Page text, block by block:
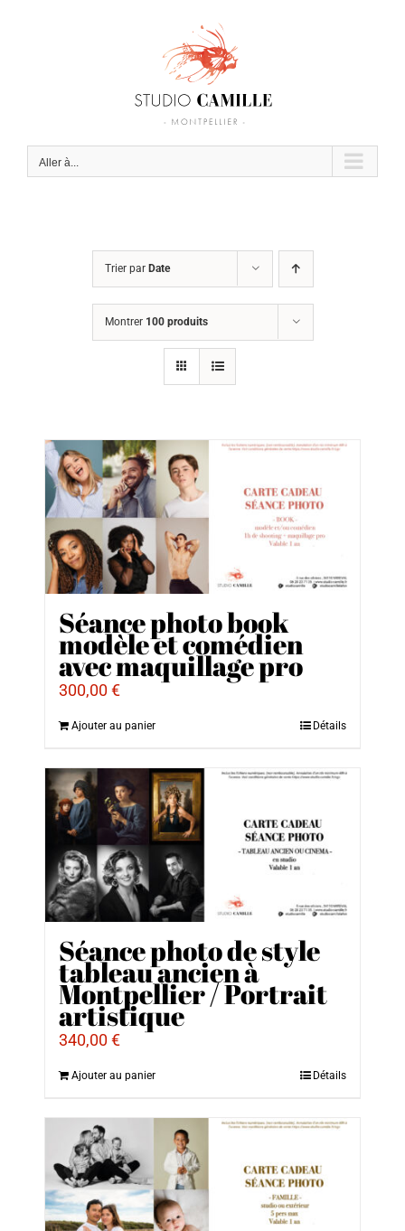
Aller à...
Trier par Date
Montrer 100 produits
Séance photo book
modèle et comédien
avec maquillage pro
300,00€
Ajouter au panier Détails
Séance photo de style
tableau ancien à
Montpellier / Portrait
artistique
340,00€
Ajouter au panier Détails